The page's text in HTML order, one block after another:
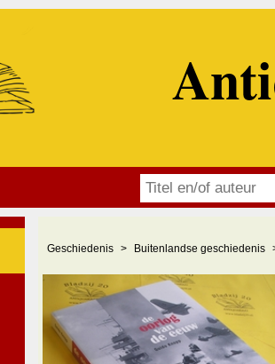
Geschiedenis Buitenlandse geschiedenis